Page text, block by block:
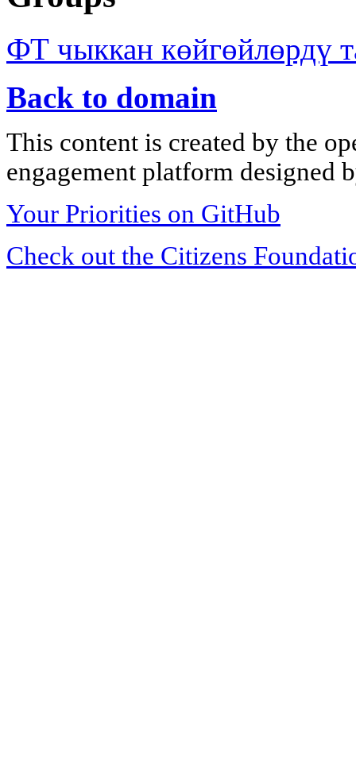
ФТ чыккан көйгөйлөрдү
Back to domain
This content is created by the
engagement platform designed
Your Priorities on GitHub
Check out the Citizens